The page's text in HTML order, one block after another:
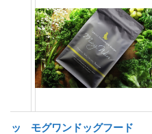
ッ モグワンドッグフード